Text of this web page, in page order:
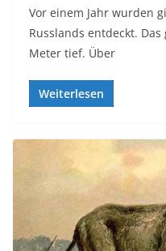
Vor einem Jahr wurden
Russlands entdeckt.
Meter tief. Über
Weiterlesen